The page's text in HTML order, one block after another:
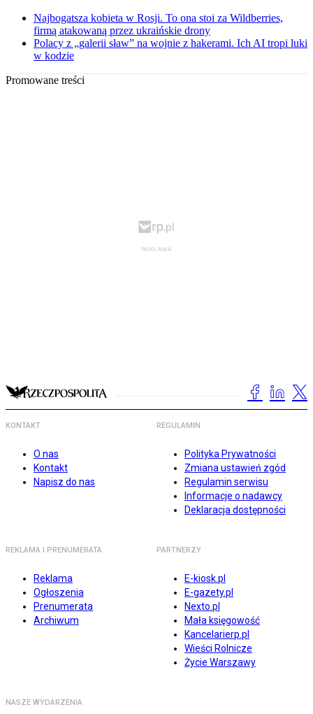
Najbogatsza kobieta w Rosji. To ona stoi za Wildberries,
firmą atakowaną przez ukraińskie drony
Polacy z „galerii sław” na wojnie z hakerami. Ich AI tropi luki
w kodzie
Promowane treści
KONTAKT
O nas
Kontakt
Napisz do nas
REGULAMIN
Polityka Prywatności
Zmiana ustawień zgód
Regulamin serwisu
Informacje o nadawcy
Deklaracja dostępności
REKLAMA I PRENUMERATA
Reklama
Ogłoszenia
Prenumerata
Archiwum
PARTNERZY
E-kiosk.pl
E-gazety.pl
Nexto.pl
Mała księgowość
Kancelarierp.pl
Wieści Rolnicze
Życie Warszawy
NASZE WYDARZENIA